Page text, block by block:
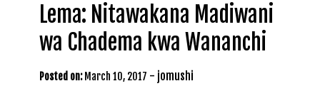
Lema: Nitawakana Madiwani
wa Chadema kwa Wananchi
Posted on: March 10, 2017 - jomushi